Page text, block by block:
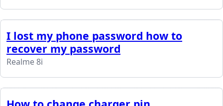
I lost my phone password how to
recover my password
Realme 8i